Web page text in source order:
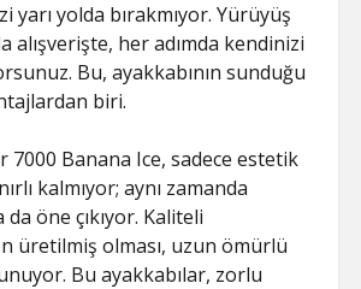
yarı yolda bırakmıyor. Yürüyüş
alışverişte, her adımda kendinizi
Bu, ayakkabının sunduğu
biri.
7000 Banana Ice, sadece estetik
kalmıyor; aynı zamanda
da öne çıkıyor. Kaliteli
üretilmiş olması, uzun ömürlü
Bu ayakkabılar, zorlu